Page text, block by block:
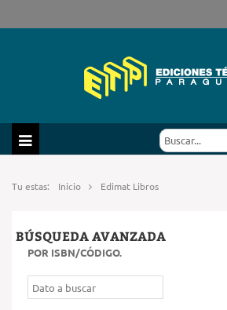
Tu estas: Inicio Edimat Libros
BÚSQUEDA AVANZADA
POR ISBN/CÓDIGO.